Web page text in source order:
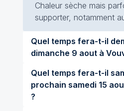
Chaleur sèche mais
supporter, notamment
Quel temps fera-t-il
dimanche 9 aout à
Quel temps fera-t-il
prochain samedi 15 aout à Vouvray
?